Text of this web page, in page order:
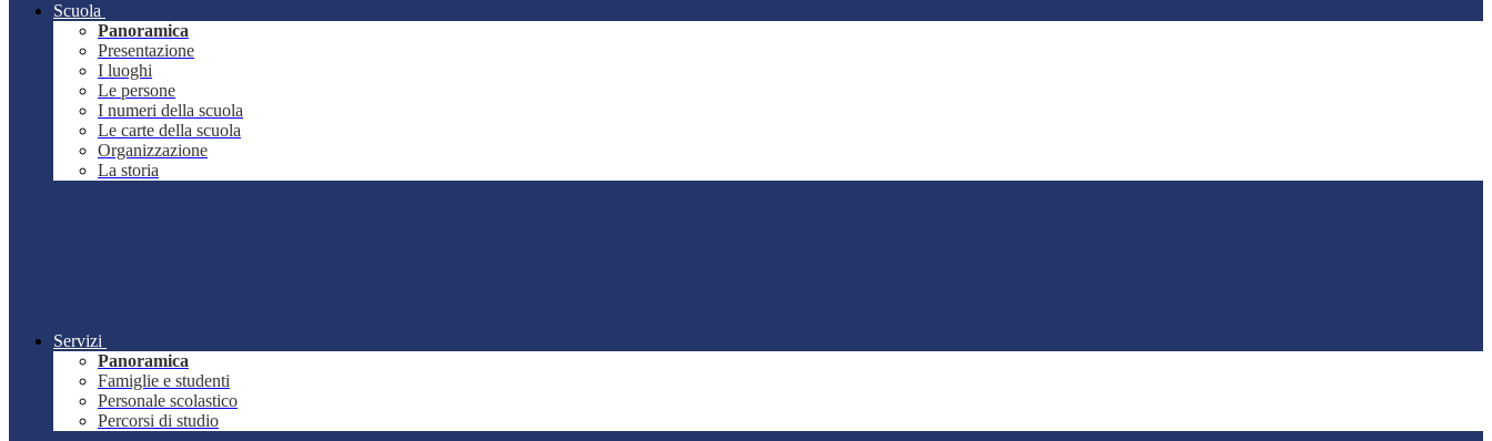
Scuola
Panoramica
Presentazione
I luoghi
Le persone
I numeri della scuola
Le carte della scuola
Organizzazione
La storia
Servizi
Panoramica
Famiglie e studenti
Personale scolastico
Percorsi di studio